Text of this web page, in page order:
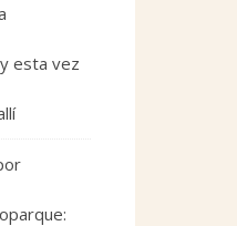
esta vez